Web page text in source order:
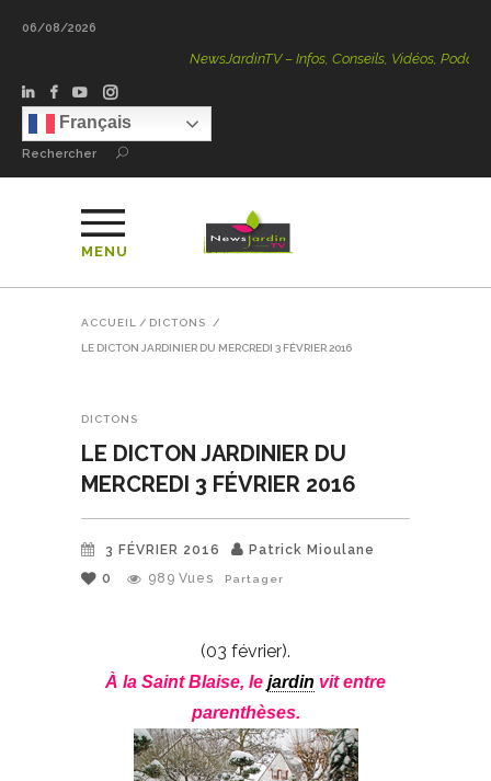
06/08/2026
NewsJardinTV – Infos, Conseils, Vidéos, Podcasts – 100
Français
Rechercher
MENU
ACCUEIL / DICTONS /
LE DICTON JARDINIER DU MERCREDI 3 FÉVRIER 2016
DICTONS
LE DICTON JARDINIER DU
MERCREDI 3 FÉVRIER 2016
3 FÉVRIER 2016
Patrick Mioulane
0
989 Vues Partager
(03 février).
À la Saint Blaise, le jardin vit entre
parenthèses.